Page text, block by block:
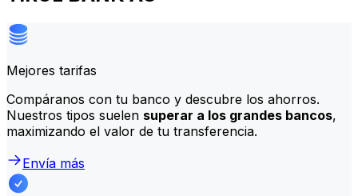
Mejores tarifas
Compáranos con tu banco y descubre los ahorros.
Nuestros tipos suelen superar a los grandes bancos,
maximizando el valor de tu transferencia.
Envía más